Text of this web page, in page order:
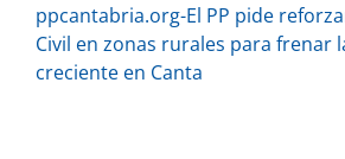
ppcantabria.org-El PP pide
Civil en zonas rurales para frenar
creciente en Canta